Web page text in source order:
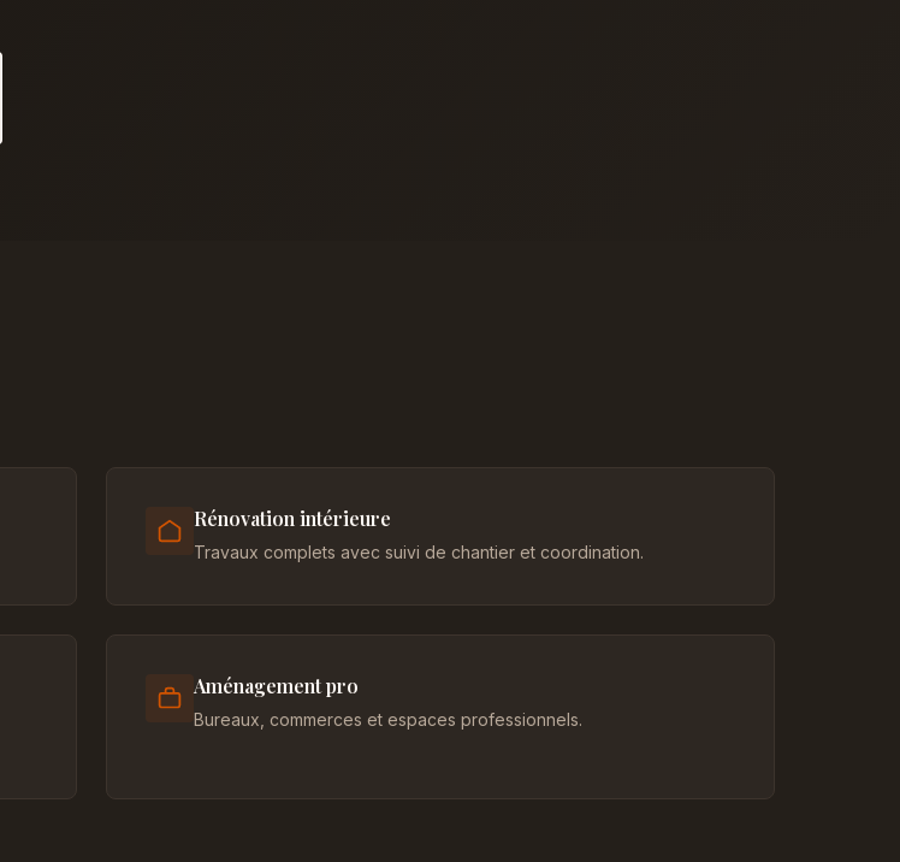
Rénovation intérieure
Travaux complets avec suivi de chantier et coordination.
Aménagement pro
Bureaux, commerces et espaces professionnels.